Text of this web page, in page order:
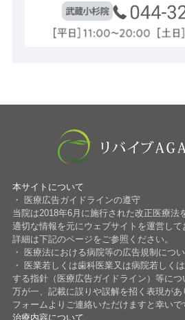
本サイトについて
医療広告ガイドラインの遵守
当院は2018年6月に施行された改正医療法
適切な情報を元にウェブサイトを運営して
詳細は下記のページをご参照ください。
医療法における病院等の広告規制につ
医業若しくは歯科医業又は病院若しく
する指針（医療広告ガイドライン）等につ
万が一、記載に誤りや誤解を招く表現が
フォームよりご連絡いただけますと幸いで
治療内容について